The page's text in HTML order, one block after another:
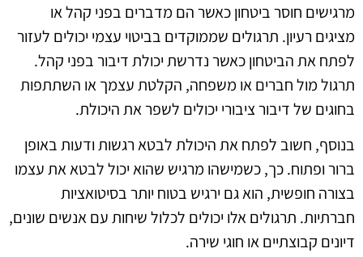
מרגישים חוסר ביטחון כאשר הם מדברים בפני קהל או
מציגים רעיון. תרגולים שממוקדים בביטוי עצמי יכולים לעזור
לפתח את הביטחון כאשר נדרשת יכולת דיבור בפני קהל.
תרגול מול חברים או משפחה, הקלטת עצמך או השתתפות
בחוגים של דיבור ציבורי יכולים לשפר את היכולת.
בנוסף, חשוב לפתח את היכולת לבטא רגשות ודעות באופן
ברור ופתוח. כך, כשמישהו מרגיש שהוא יכול לבטא את עצמו
בצורה חופשית, הוא גם ירגיש בטוח יותר בסיטואציות
חברתיות. תרגולים אלו יכולים לכלול שיחות עם אנשים שונים,
דיונים קבוצתיים או חוגי שירה.